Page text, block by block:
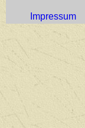
Impressum